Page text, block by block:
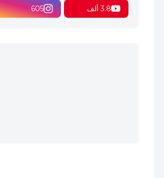
3.8 ألف 605